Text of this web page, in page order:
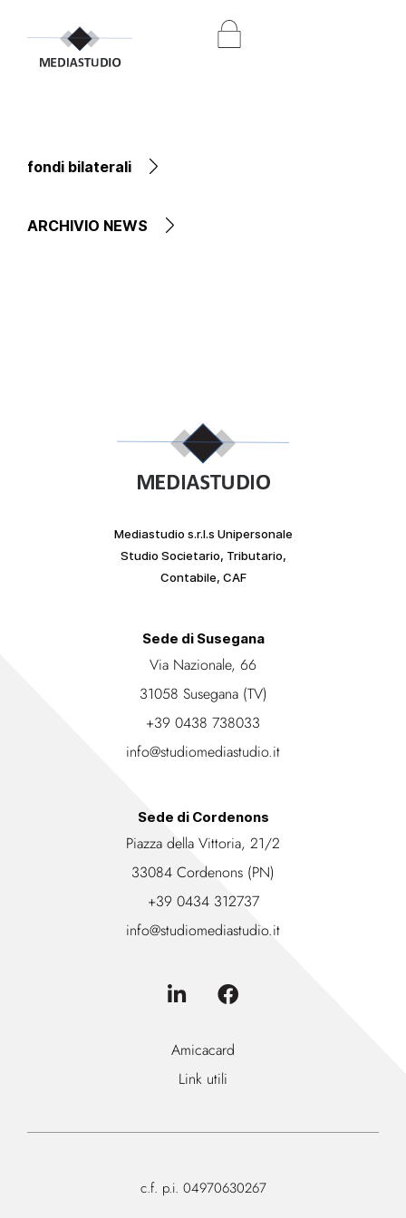
fondi bilaterali
ARCHIVIO NEWS
Mediastudio s.r.l.s Unipersonale
Studio Societario, Tributario,
Contabile, CAF
Sede di Susegana
Via Nazionale, 66
31058 Susegana (TV)
+39 0438 738033
info@studiomediastudio.it
Sede di Cordenons
Piazza della Vittoria, 21/2
33084 Cordenons (PN)
+39 0434 312737
info@studiomediastudio.it
Amicacard
Link utili
c.f. p.i. 04970630267